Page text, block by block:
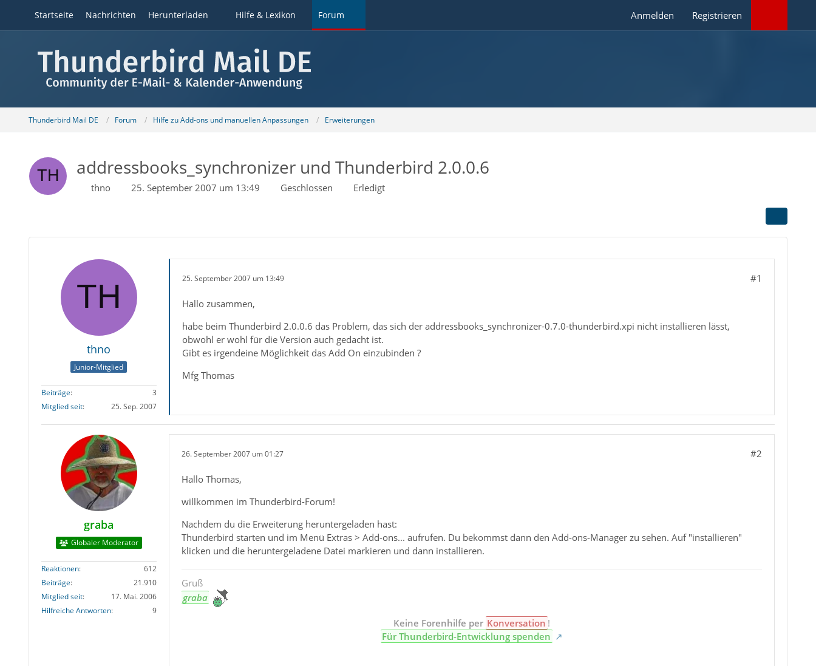
Startseite Nachrichten Herunterladen Hilfe & Lexikon Forum Anmelden Registrieren
Thunderbird Mail DE Forum Hilfe zu Add-ons und manuellen Anpassungen Erweiterungen
addressbooks_synchronizer und Thunderbird 2.0.0.6
thno 25. September 2007 um 13:49 Geschlossen Erledigt
thno
Junior-Mitglied
Beiträge
3
Mitglied seit
25. Sep. 2007
25. September 2007 um 13:49 #1
Hallo zusammen,
habe beim Thunderbird 2.0.0.6 das Problem, das sich der addressbooks_synchronizer-0.7.0-thunderbird.xpi nicht installieren lässt,
obwohl er wohl für die Version auch gedacht ist.
Gibt es irgendeine Möglichkeit das Add On einzubinden ?
Mfg Thomas
graba
Globaler Moderator
Reaktionen
612
Beiträge
21.910
Mitglied seit
17. Mai. 2006
Hilfreiche Antworten
9
26. September 2007 um 01:27 #2
Hallo Thomas,
willkommen im Thunderbird-Forum!
Nachdem du die Erweiterung heruntergeladen hast:
Thunderbird starten und im Menü Extras > Add-ons... aufrufen. Du bekommst dann den Add-ons-Manager zu sehen. Auf "installieren"
klicken und die heruntergeladene Datei markieren und dann installieren.
Gruß
graba
Keine Forenhilfe per Konversation !
Für Thunderbird-Entwicklung spenden